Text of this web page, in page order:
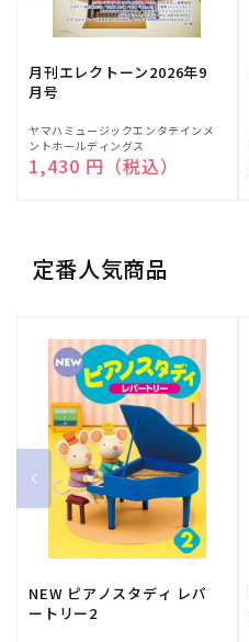
月刊エレクトーン2026年9
月号
販
売
元:
ヤマハミュージックエンタテインメ
ントホールディングス
通常価格
1,430 円（税込）
定番人気商品
NEW ピアノスタディ レパ
ートリー2